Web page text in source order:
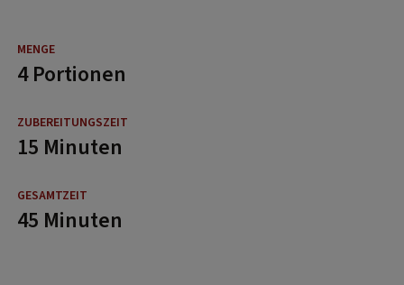
4 Portionen
15 Minuten
45 Minuten